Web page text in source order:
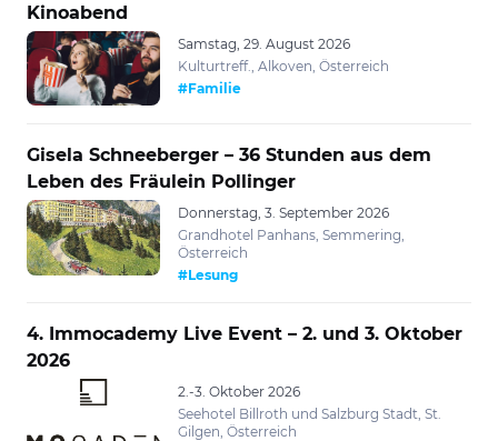
Kinoabend
Samstag, 29. August 2026
Kulturtreff., Alkoven, Österreich
#Familie
Gisela Schneeberger – 36 Stunden aus dem
Leben des Fräulein Pollinger
Donnerstag, 3. September 2026
Grandhotel Panhans, Semmering,
Österreich
#Lesung
4. Immocademy Live Event – 2. und 3. Oktober
2026
2.-3. Oktober 2026
Seehotel Billroth und Salzburg Stadt, St.
Gilgen, Österreich